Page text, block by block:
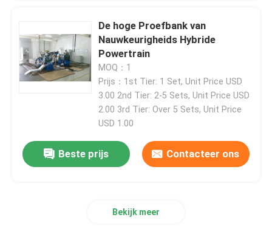
de sensor van de hoge precisiedruk
Versnellingsbak Testbank
Draagbare Gegevensverzamelingmodule
De hoge Proefbank van
Nauwkeurigheids Hybride
Powertrain
MOQ：1
Prijs：1st Tier: 1 Set, Unit Price USD
3.00 2nd Tier: 2-5 Sets, Unit Price USD
2.00 3rd Tier: Over 5 Sets, Unit Price
USD 1.00
Beste prijs Contacteer ons
Bekijk meer